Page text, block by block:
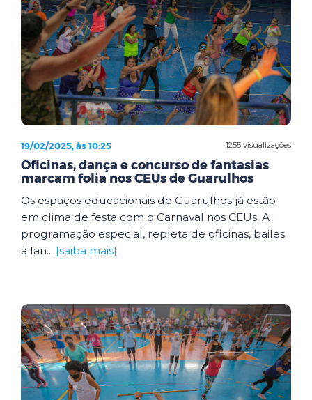
1255 visualizações
19/02/2025, às 10:25
Oficinas, dança e concurso de fantasias
marcam folia nos CEUs de Guarulhos
Os espaços educacionais de Guarulhos já estão
em clima de festa com o Carnaval nos CEUs. A
programação especial, repleta de oficinas, bailes
à fan... [saiba mais]